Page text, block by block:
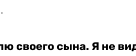
своего сына. Я не